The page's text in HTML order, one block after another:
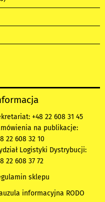
+48 22 608 31 45
na publikacje:
22 608 32 10
Logistyki Dystrybucji:
22 608 37 72
sklepu
informacyjna RODO